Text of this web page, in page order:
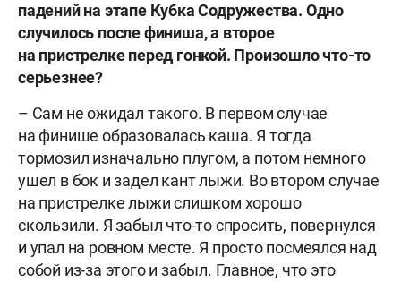
падений на этапе Кубка Содружества. Одно
случилось после финиша, а второе
на пристрелке перед гонкой. Произошло что-то
серьезнее?
– Сам не ожидал такого. В первом случае
на финише образовалась каша. Я тогда
тормозил изначально плугом, а потом немного
ушел в бок и задел кант лыжи. Во втором случае
на пристрелке лыжи слишком хорошо
скользили. Я забыл что-то спросить, повернулся
и упал на ровном месте. Я просто посмеялся над
собой из-за этого и забыл. Главное, что это